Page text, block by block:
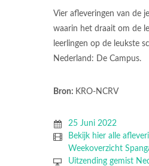
Vier afleveringen van de
waarin het draait om de
leerlingen op de leukste
Nederland: De Campus.
Bron: KRO-NCRV
25 Juni 2022
Bekijk hier alle
Weekoverzicht
Uitzending gemist